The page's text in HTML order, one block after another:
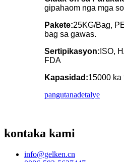
gipahaom nga mga
Pakete:25KG/Bag,
bag sa gawas.
Sertipikasyon: ISO,
FDA
Kapasidad:15000 ka
pangutanadetalye
kontaka kami
info@gelken.cn